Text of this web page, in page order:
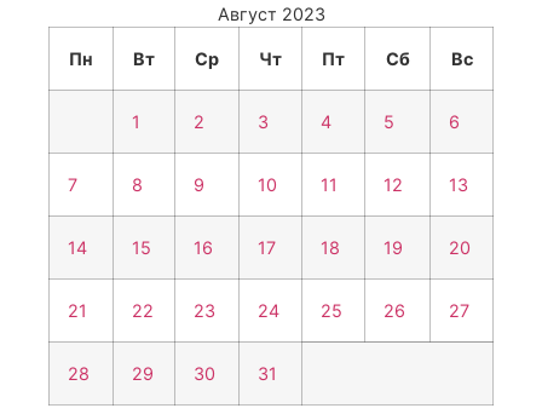
Август 2023
Пн Вт Ср Чт Пт Сб Вс
1 2 3 4 5 6
7 8 9 10 11 12 13
14 15 16 17 18 19 20
21 22 23 24 25 26 27
28 29 30 31